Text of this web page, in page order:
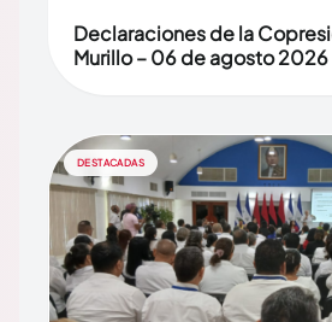
Declaraciones de la
Murillo – 06 de agosto 2026
DESTACADAS